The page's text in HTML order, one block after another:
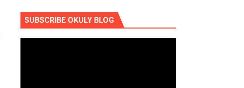
SUBSCRIBE OKULY BLOG